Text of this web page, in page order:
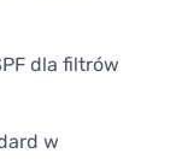
dla filtrów
w